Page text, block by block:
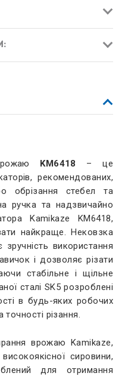
KM6418
– це
рекомендованих,
обрізання стебел та
ручка та надзвичайно
Kamikaze KM6418,
найкраще. Нековзка
використання
і дозволяє різати
стабільне і щільне
сталі SK5 розроблені
в будь-яких робочих
різання.
врожаю Kamikaze,
сировини,
для отримання